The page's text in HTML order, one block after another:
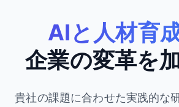
AIと人材育成
企業の変革を
貴社の課題に合わせた実践的な